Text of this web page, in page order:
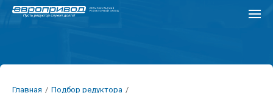
Перейти
Главная / Подбор редуктора /